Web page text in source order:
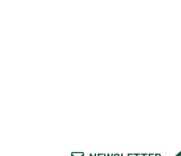
prašine i novih eko-taksi [Mapa]
i nađite pravi ukus [Cene]